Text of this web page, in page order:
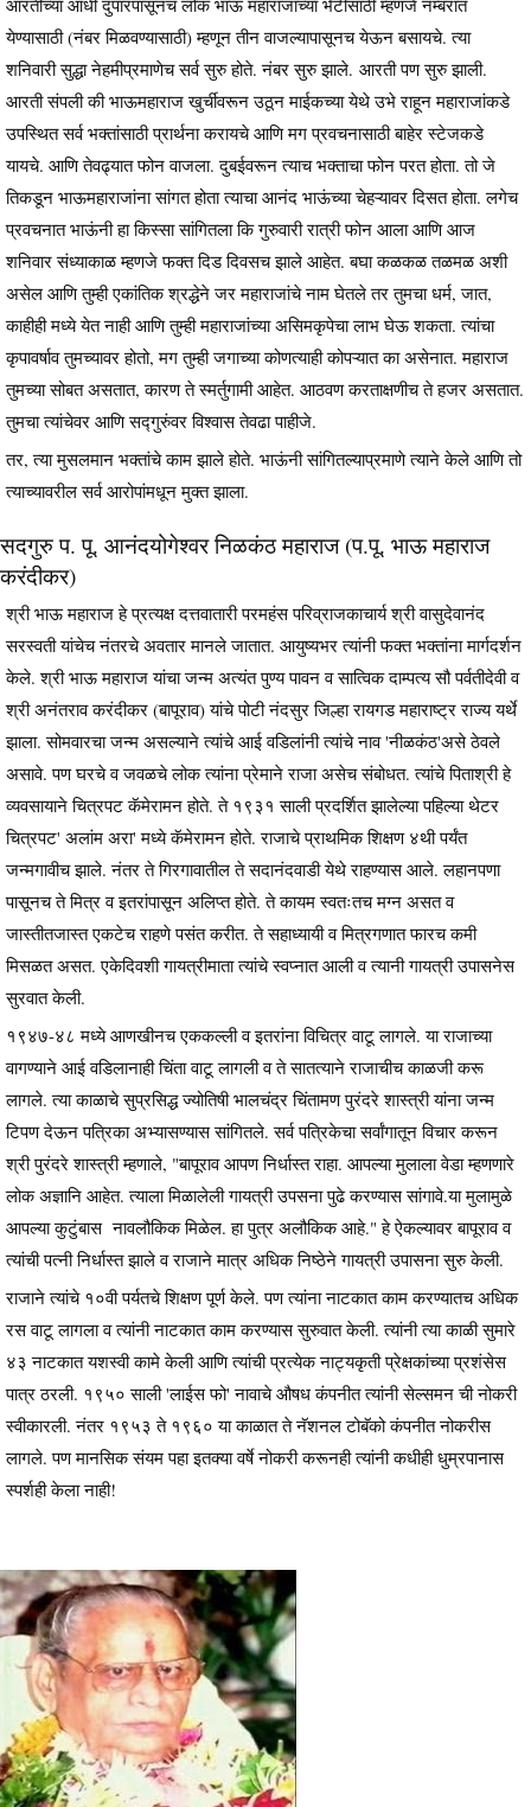
येण्यासाठी (नंबर मिळवण्यासाठी) म्हणून तीन वाजल्यापासूनच येऊन बसायचे. त्या
शनिवारी सुद्धा नेहमीप्रमाणेच सर्व सुरु होते. नंबर सुरु झाले. आरती पण सुरु झाली.
आरती संपली की भाऊमहाराज खुर्चीवरून उठून माईकच्या येथे उभे राहून महाराजांकडे
उपस्थित सर्व भक्तांसाठी प्रार्थना करायचे आणि मग प्रवचनासाठी बाहेर स्टेजकडे
यायचे. आणि तेवढ्यात फोन वाजला. दुबईवरून त्याच भक्ताचा फोन परत होता. तो जे
तिकडून भाऊमहाराजांना सांगत होता त्याचा आनंद भाऊंच्या चेहऱ्यावर दिसत होता. लगेच
प्रवचनात भाऊंनी हा किस्सा सांगितला कि गुरुवारी रात्री फोन आला आणि आज
शनिवार संध्याकाळ म्हणजे फक्त दिड दिवसच झाले आहेत. बघा कळकळ तळमळ अशी
असेल आणि तुम्ही एकांतिक श्रद्धेने जर महाराजांचे नाम घेतले तर तुमचा धर्म, जात,
काहीही मध्ये येत नाही आणि तुम्ही महाराजांच्या असिमकृपेचा लाभ घेऊ शकता. त्यांचा
कृपावर्षाव तुमच्यावर होतो, मग तुम्ही जगाच्या कोणत्याही कोपऱ्यात का असेनात. महाराज
तुमच्या सोबत असतात, कारण ते स्मर्तुगामी आहेत. आठवण करताक्षणीच ते हजर असतात.
तुमचा त्यांचेवर आणि सद्गुरुंवर विश्वास तेवढा पाहीजे.
तर, त्या मुसलमान भक्तांचे काम झाले होते. भाऊंनी सांगितल्याप्रमाणे त्याने केले आणि तो
त्याच्यावरील सर्व आरोपांमधून मुक्त झाला.
सदगुरु प. पू. आनंदयोगेश्वर निळकंठ महाराज (प.पू. भाऊ महाराज
करंदीकर)
श्री भाऊ महाराज हे प्रत्यक्ष दत्तवातारी परमहंस परिव्राजकाचार्य श्री वासुदेवानंद
सरस्वती यांचेच नंतरचे अवतार मानले जातात. आयुष्यभर त्यांनी फक्त भक्तांना मार्गदर्शन
केले. श्री भाऊ महाराज यांचा जन्म अत्यंत पुण्य पावन व सात्विक दाम्पत्य सौ पर्वतीदेवी व
श्री अनंतराव करंदीकर (बापूराव) यांचे पोटी नंदसुर जिल्हा रायगड महाराष्ट्र राज्य यर्थे
झाला. सोमवारचा जन्म असल्याने त्यांचे आई वडिलांनी त्यांचे नाव 'नीळकंठ'असे ठेवले
असावे. पण घरचे व जवळचे लोक त्यांना प्रेमाने राजा असेच संबोधत. त्यांचे पिताश्री हे
व्यवसायाने चित्रपट कॅमेरामन होते. ते १९३१ साली प्रदर्शित झालेल्या पहिल्या थेटर
चित्रपट' अलांम अरा' मध्ये कॅमेरामन होते. राजाचे प्राथमिक शिक्षण ४थी पर्यंत
जन्मगावीच झाले. नंतर ते गिरगावातील ते सदानंदवाडी येथे राहण्यास आले. लहानपणा
पासूनच ते मित्र व इतरांपासून अलिप्त होते. ते कायम स्वतःतच मग्न असत व
जास्तीतजास्त एकटेच राहणे पसंत करीत. ते सहाध्यायी व मित्रगणात फारच कमी
मिसळत असत. एकेदिवशी गायत्रीमाता त्यांचे स्वप्नात आली व त्यानी गायत्री उपासनेस
सुरवात केली.
१९४७-४८ मध्ये आणखीनच एककल्ली व इतरांना विचित्र वाटू लागले. या राजाच्या
वागण्याने आई वडिलानाही चिंता वाटू लागली व ते सातत्याने राजाचीच काळजी करू
लागले. त्या काळाचे सुप्रसिद्ध ज्योतिषी भालचंद्र चिंतामण पुरंदरे शास्त्री यांना जन्म
टिपण देऊन पत्रिका अभ्यासण्यास सांगितले. सर्व पत्रिकेचा सर्वांगातून विचार करून
श्री पुरंदरे शास्त्री म्हणाले, "बापूराव आपण निर्धास्त राहा. आपल्या मुलाला वेडा म्हणणारे
लोक अज्ञानि आहेत. त्याला मिळालेली गायत्री उपसना पुढे करण्यास सांगावे.या मुलामुळे
आपल्या कुटुंबास नावलौकिक मिळेल. हा पुत्र अलौकिक आहे." हे ऐकल्यावर बापूराव व
त्यांची पत्नी निर्धास्त झाले व राजाने मात्र अधिक निष्ठेने गायत्री उपासना सुरु केली.
राजाने त्यांचे १०वी पर्यतचे शिक्षण पूर्ण केले. पण त्यांना नाटकात काम करण्यातच अधिक
रस वाटू लागला व त्यांनी नाटकात काम करण्यास सुरुवात केली. त्यांनी त्या काळी सुमारे
४३ नाटकात यशस्वी कामे केली आणि त्यांची प्रत्येक नाट्यकृती प्रेक्षकांच्या प्रशंसेस
पात्र ठरली. १९५० साली 'लाईस फो' नावाचे औषध कंपनीत त्यांनी सेल्समन ची नोकरी
स्वीकारली. नंतर १९५३ ते १९६० या काळात ते नॅशनल टोबॅको कंपनीत नोकरीस
लागले. पण मानसिक संयम पहा इतक्या वर्षे नोकरी करूनही त्यांनी कधीही धुम्रपानास
स्पर्शही केला नाही!